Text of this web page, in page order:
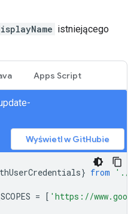
istniejącego
Apps Script
Wyświetl w GitHubie
} from './
= [ 'https://